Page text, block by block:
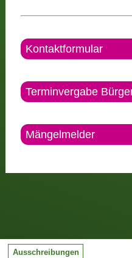
Kontaktformular
Terminvergabe
Mängelmelder
Ausschreibungen